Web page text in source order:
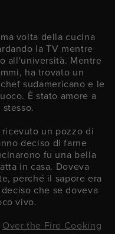
volta della cucina
la TV mentre
all'università. Mentre
ha trovato un
sudamericano e le
È stato amore a
un pozzo di
deciso di farne
fu una bella
in casa. Doveva
perché il sapore era
che se doveva
vivo.
Over the Fire Cooking